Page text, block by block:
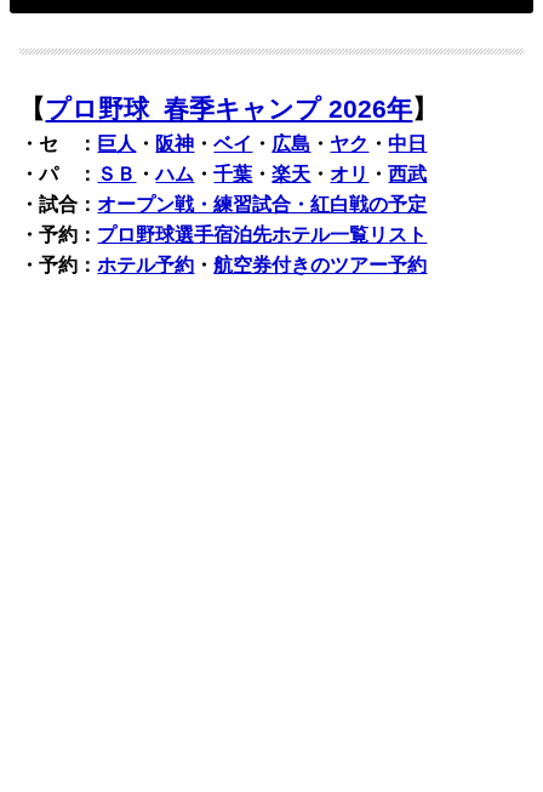
【プロ野球 春季キャンプ 2026年】
・セ ： 巨人 ・ 阪神 ・ベイ ・ 広島 ・ ヤク ・中日
・パ ： ＳＢ ・ハム ・千葉 ・楽天 ・オリ ・西武
・試合：オープン戦・練習試合・紅白戦の予定
・予約： プロ野球選手宿泊先ホテル一覧リスト
・予約：ホテル予約 ・航空券付きのツアー予約